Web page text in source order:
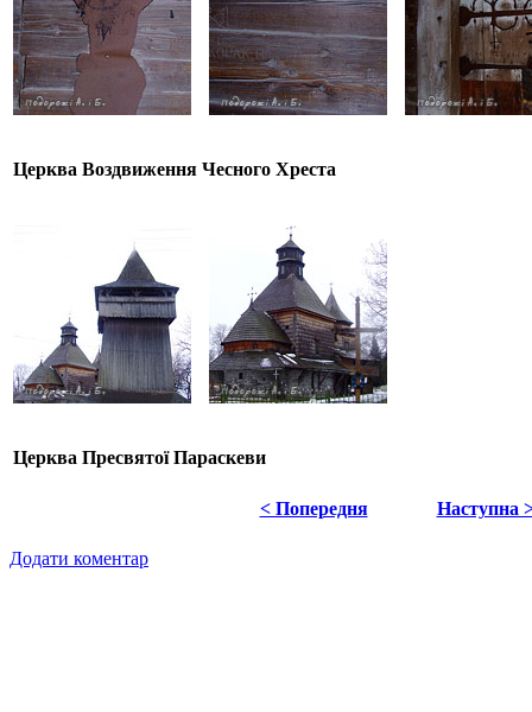
Церква Воздвиження Чесного Хреста
Церква Пресвятої Параскеви
< Попередня Наступна
Додати коментар